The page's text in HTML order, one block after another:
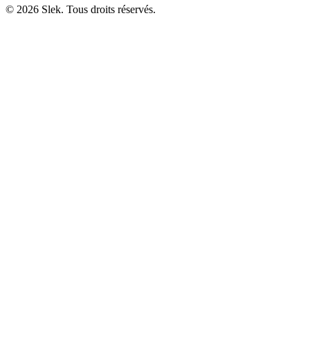
© 2026 Slek. Tous droits réservés.